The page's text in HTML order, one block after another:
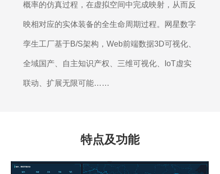
概率的仿真过程，在虚拟空间中完成映射，从而反
映相对应的实体装备的全生命周期过程。网星数字
孪生工厂基于B/S架构，Web前端数据3D可视化、
全域国产、自主知识产权、三维可视化、IoT虚实
联动、扩展无限可能……